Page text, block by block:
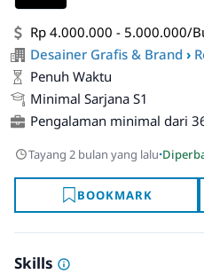
Rp 4.000.000 - 5.000.000/
Desainer Grafis & Brand ›
Penuh Waktu
Minimal Sarjana S1
Pengalaman minimal dari
Tayang 2 bulan yang lalu·
BOOKMARK
Skills